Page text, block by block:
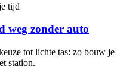
tijd
weg zonder auto
tot lichte tas: zo bouw
station.